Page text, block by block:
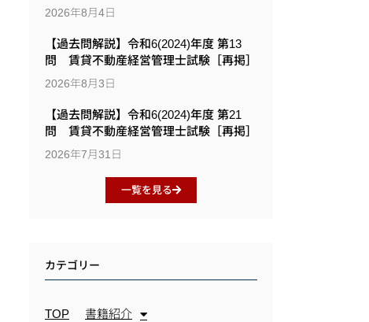
2026年8月4日
【過去問解説】令和6(2024)年度 第13
問 賃貸不動産経営管理士試験［再掲］
2026年8月3日
【過去問解説】令和6(2024)年度 第21
問 賃貸不動産経営管理士試験［再掲］
2026年7月31日
一覧を見る
カテゴリー
TOP
書籍紹介